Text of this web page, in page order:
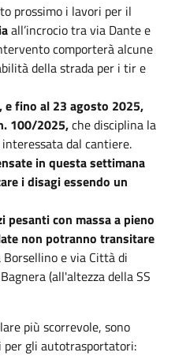
prossimo i lavori per il
all’incrocio tra via Dante e
comporterà alcune
della strada per i tir e
fino al 23 agosto 2025,
100/2025,che disciplina la
dal cantiere.
in questa settimana
i disagi essendo un
pesanti con massa a pieno
non potranno transitare
e via Città di
(all'altezza della SS
più scorrevole, sono
per gli autotrasportatori: